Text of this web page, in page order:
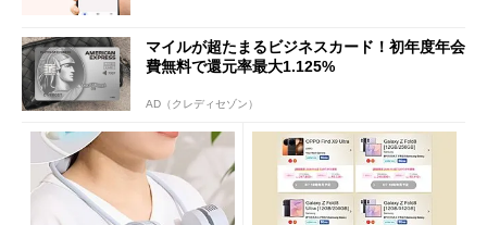
マイルが超たまるビジネスカード！初年度年会
費無料で還元率最大1.125%
AD（クレディセゾン）